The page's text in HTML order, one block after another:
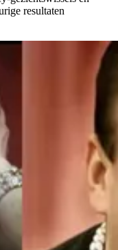
resultaten